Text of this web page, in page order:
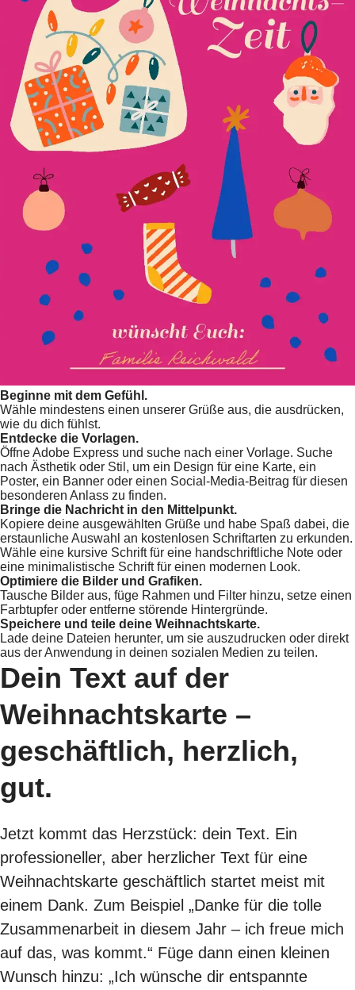
Beginne mit dem Gefühl.
Wähle mindestens einen unserer Grüße aus, die ausdrücken,
wie du dich fühlst.
Entdecke die Vorlagen.
Öffne Adobe Express und suche nach einer Vorlage. Suche
nach Ästhetik oder Stil, um ein Design für eine Karte, ein
Poster, ein Banner oder einen Social-Media-Beitrag für diesen
besonderen Anlass zu finden.
Bringe die Nachricht in den Mittelpunkt.
Kopiere deine ausgewählten Grüße und habe Spaß dabei, die
erstaunliche Auswahl an kostenlosen Schriftarten zu erkunden.
Wähle eine kursive Schrift für eine handschriftliche Note oder
eine minimalistische Schrift für einen modernen Look.
Optimiere die Bilder und Grafiken.
Tausche Bilder aus, füge Rahmen und Filter hinzu, setze einen
Farbtupfer oder entferne störende Hintergründe.
Speichere und teile deine Weihnachtskarte.
Lade deine Dateien herunter, um sie auszudrucken oder direkt
aus der Anwendung in deinen sozialen Medien zu teilen.
Dein Text auf der
Weihnachtskarte –
geschäftlich, herzlich,
gut.
Jetzt kommt das Herzstück: dein Text. Ein
professioneller, aber herzlicher Text für eine
Weihnachtskarte geschäftlich startet meist mit
einem Dank. Zum Beispiel „Danke für die tolle
Zusammenarbeit in diesem Jahr – ich freue mich
auf das, was kommt.“ Füge dann einen kleinen
Wunsch hinzu: „Ich wünsche dir entspannte